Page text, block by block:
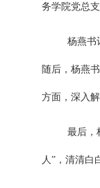
务学院党总
杨燕书
随后，杨燕
方面，深入
最后，
人”，清清白